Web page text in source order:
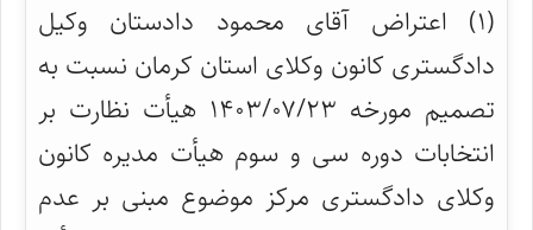
(۱) اعتراض آقای محمود دادستان وکیل
دادگستری کانون وکلای استان کرمان نسبت به
تصمیم مورخه ۱۴۰۳/۰۷/۲۳ هیأت نظارت بر
انتخابات دوره سی و سوم هیأت مدیره کانون
وکلای دادگستری مرکز موضوع مبنی بر عدم